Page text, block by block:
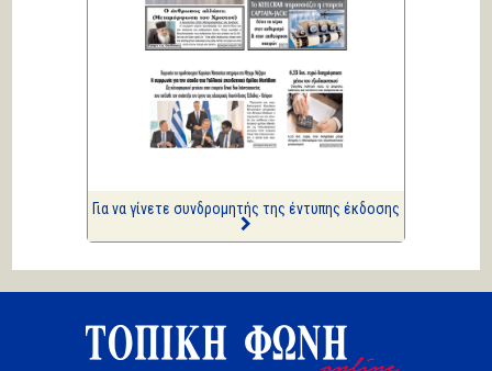
Πολιτικά και άλλα
ΑΡΙΩΝ
Ιστορίες Καθημερινής
Τρέλας
συλλήψεις...
Για να γίνετε συνδρομητής της έντυπης έκδοσης